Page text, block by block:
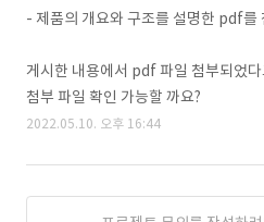
- 제품의 개요와 구조를 설명한 pdf를
게시한 내용에서 pdf 파일 첨부되었
첨부 파일 확인 가능할 까요?
2022.05.10. 오후 16:44